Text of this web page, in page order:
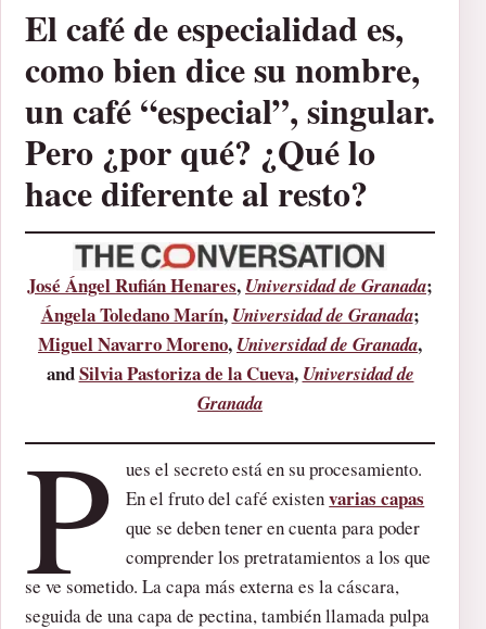
El café de especialidad es,
como bien dice su nombre,
un café “especial”, singular.
Pero ¿por qué? ¿Qué lo
hace diferente al resto?
José Ángel Rufián Henares, Universidad de Granada;
Ángela Toledano Marín, Universidad de Granada;
Miguel Navarro Moreno, Universidad de Granada,
andSilvia Pastoriza de la Cueva, Universidad de
Granada
P
ues el secreto está en su procesamiento.
En el fruto del café existenvarias capas
que se deben tener en cuenta para poder
comprender los pretratamientos a los que
se ve sometido. La capa más externa es la cáscara,
seguida de una capa de pectina, también llamada pulpa